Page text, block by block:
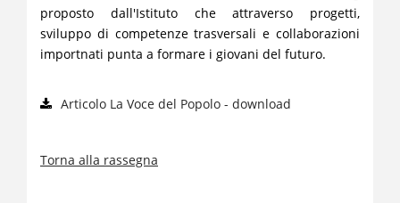
proposto dall'Istituto che attraverso progetti,
sviluppo di competenze trasversali e collaborazioni
importnati punta a formare i giovani del futuro.
Articolo La Voce del Popolo - download
Torna alla rassegna